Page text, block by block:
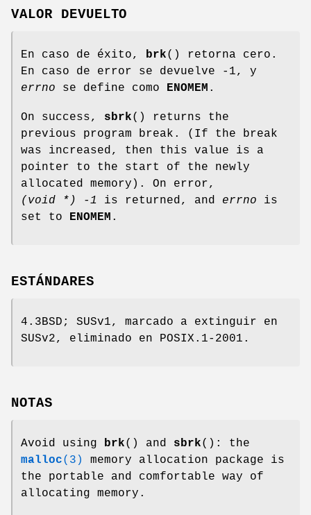
VALOR DEVUELTO
En caso de éxito, brk() retorna cero.
En caso de error se devuelve -1, y
errno se define como ENOMEM .
On success, sbrk() returns the
previous program break. (If the break
was increased, then this value is a
pointer to the start of the newly
allocated memory). On error,
(void *) -1 is returned, and errno is
set to ENOMEM .
ESTÁNDARES
4.3BSD; SUSv1, marcado a extinguir en
SUSv2, eliminado en POSIX.1-2001.
NOTAS
Avoid using brk() and sbrk(): the
malloc(3)
memory allocation package is
the portable and comfortable way of
allocating memory.